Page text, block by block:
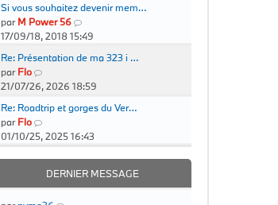
Si vous souhaitez devenir mem…
parM Power 56
o
s
l
t
r
l
d
17/09/18, 2018 15:49
Re: Présentation de ma 323 i …
parFlo
o
s
l
t
e
r
l
21/07/26, 2026 18:59
Re: Roadtrip et gorges du Ver…
parFlo
o
n
u
01/10/25, 2025 16:43
DERNIER MESSAGE